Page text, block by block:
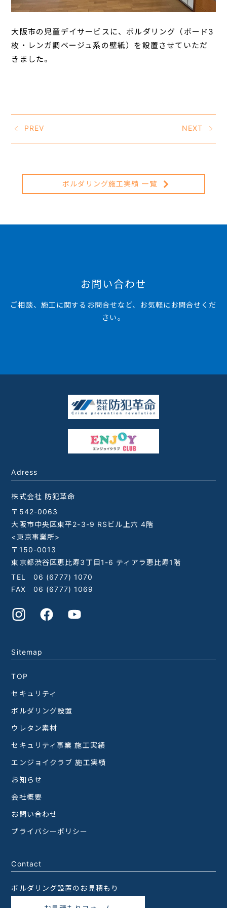
大阪市の児童デイサービスに、ボルダリング（ボード3
枚・レンガ調ベージュ系の壁紙）を設置させていただ
きました。
PREV NEXT
ボルダリング施工実績 一覧
お問い合わせ
ご相談、施工に関するお問合せなど、お気軽にお問合せくだ
さい。
Adress
株式会社 防犯革命
〒542-0063
大阪市中央区東平2-3-9 RSビル上六 4階
<東京事業所>
〒150-0013
東京都渋谷区恵比寿3丁目1-6 ティアラ恵比寿1階
TEL 06 (6777) 1070
FAX 06 (6777) 1069
Sitemap
TOP
セキュリティ
ボルダリング設置
ウレタン素材
セキュリティ事業 施工実績
エンジョイクラブ 施工実績
お知らせ
会社概要
お問い合わせ
プライバシーポリシー
Contact
ボルダリング設置のお見積もり